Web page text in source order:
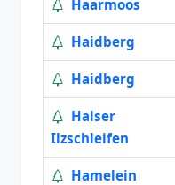
Haarmoos
Haidberg
Haidberg
Halser
Ilzschleifen
Hamelein